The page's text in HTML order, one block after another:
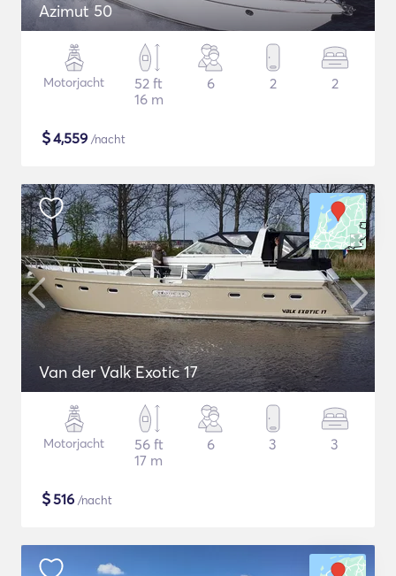
Azimut 50
Motorjacht
52 ft
16 m
6 2 2
$4,559 /nacht
Van der Valk Exotic 17
Motorjacht
56 ft
17 m
6 3 3
$516 /nacht